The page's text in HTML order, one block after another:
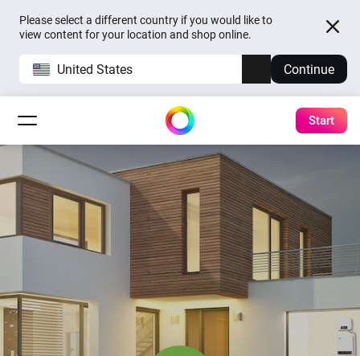
Please select a different country if you would like to
view content for your location and shop online.
United States Continue
Start